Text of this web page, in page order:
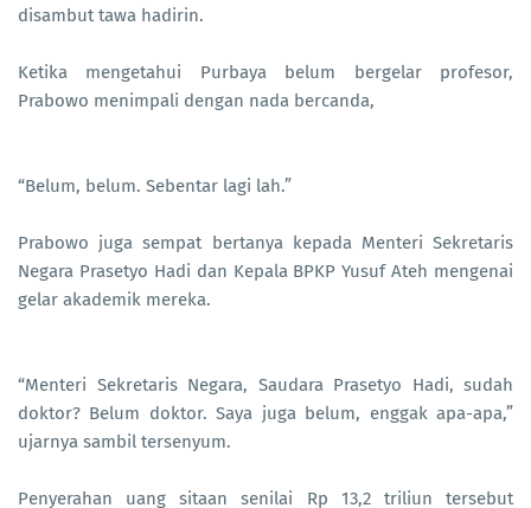
disambut tawa hadirin.
Ketika mengetahui Purbaya belum bergelar profesor,
Prabowo menimpali dengan nada bercanda,
“Belum, belum. Sebentar lagi lah.”
Prabowo juga sempat bertanya kepada Menteri Sekretaris
Negara Prasetyo Hadi dan Kepala BPKP Yusuf Ateh mengenai
gelar akademik mereka.
“Menteri Sekretaris Negara, Saudara Prasetyo Hadi, sudah
doktor? Belum doktor. Saya juga belum, enggak apa-apa,”
ujarnya sambil tersenyum.
Penyerahan uang sitaan senilai Rp 13,2 triliun tersebut